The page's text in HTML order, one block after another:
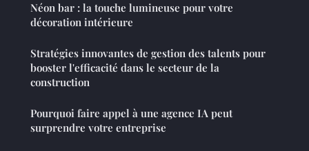
Néon bar : la touche lumineuse pour votre
décoration intérieure
Stratégies innovantes de gestion des talents pour
booster l'efficacité dans le secteur de la
construction
Pourquoi faire appel à une agence IA peut
surprendre votre entreprise